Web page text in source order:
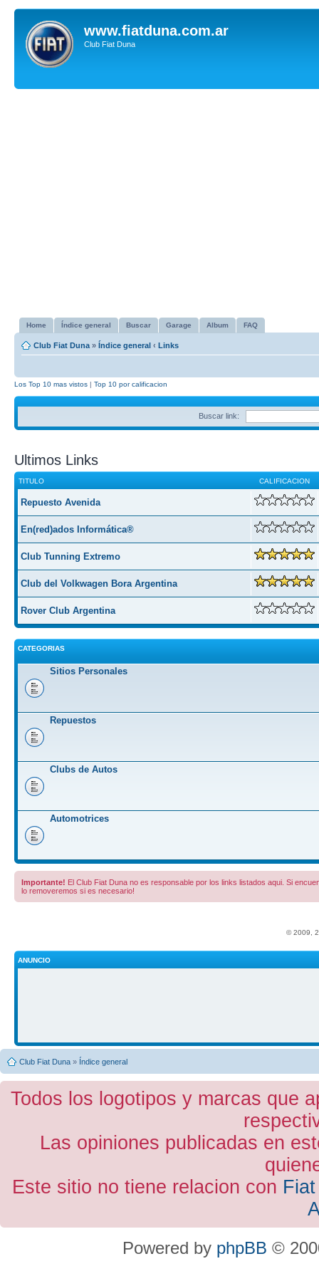
www.fiatduna.com.ar
Club Fiat Duna
Home Índice general Buscar Garage Album FAQ
Club Fiat Duna » Índice general ‹ Links
Los Top 10 mas vistos | Top 10 por calificacion
Buscar link:
Ultimos Links
TITULO CALIFICACION
Repuesto Avenida
En(red)ados Informática®
Club Tunning Extremo
Club del Volkwagen Bora Argentina
Rover Club Argentina
CATEGORIAS
Sitios Personales
Repuestos
Clubs de Autos
Automotrices
Importante! El Club Fiat Duna no es responsable por los links listados aqui. Si
lo removeremos si es necesario!
© 2009,
ANUNCIO
Club Fiat Duna » Índice general
Todos los logotipos y marcas que
Las opiniones publicadas en
Este sitio no tiene relacion con
Powered by phpBB ©